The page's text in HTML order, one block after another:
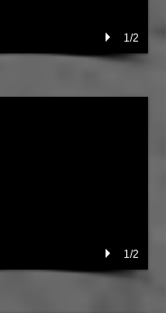
1/2
1/2